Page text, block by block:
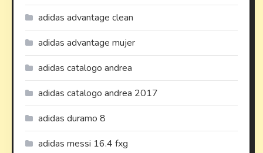
adidas advantage clean
adidas advantage mujer
adidas catalogo andrea
adidas catalogo andrea 2017
adidas duramo 8
adidas messi 16.4 fxg